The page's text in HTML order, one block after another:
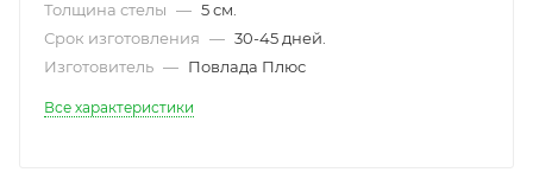
Толщина стелы — 5 см.
Срок изготовления — 30-45 дней.
Изготовитель — Повлада Плюс
Все характеристики